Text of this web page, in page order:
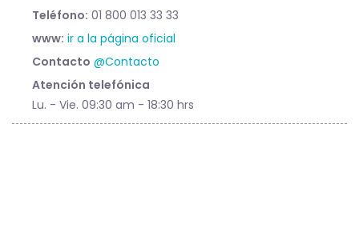
Teléfono: 01 800 013 33 33
www: ir a la página oficial
Contacto @Contacto
Atención telefónica
Lu. - Vie. 09:30 am - 18:30 hrs